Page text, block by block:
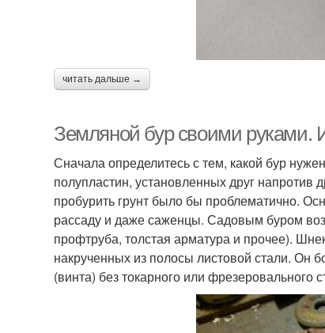
читать дальше →
Земляной бур своими руками.
Сначала определитесь с тем, какой бур
полупластин, установленных друг напротив
пробурить грунт было бы проблематично.
рассаду и даже саженцы. Садовым буром
профтруба, толстая арматура и прочее).
накрученных из полосы листовой стали. Он
(винта) без токарного или фрезеровального